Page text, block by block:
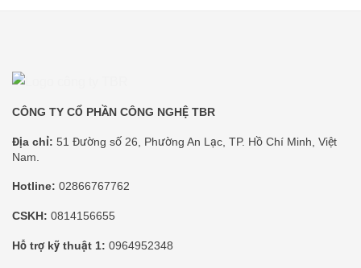
CÔNG TY CỔ PHẦN CÔNG NGHỆ TBR
Địa chỉ: 51 Đường số 26, Phường An Lạc, TP. Hồ Chí Minh, Việt
Nam.
Hotline: 02866767762
CSKH: 0814156655
Hỗ trợ kỹ thuật 1: 0964952348